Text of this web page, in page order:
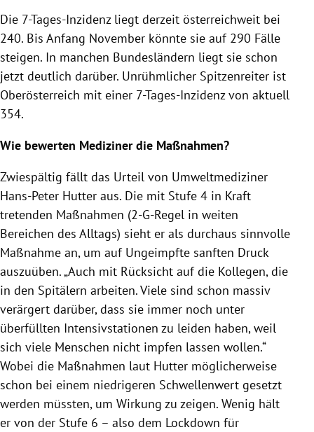
Die 7-Tages-Inzidenz liegt derzeit österreichweit bei
240. Bis Anfang November könnte sie auf 290 Fälle
steigen. In manchen Bundesländern liegt sie schon
jetzt deutlich darüber. Unrühmlicher Spitzenreiter ist
Oberösterreich mit einer 7-Tages-Inzidenz von aktuell
354.
Wie bewerten Mediziner die Maßnahmen?
Zwiespältig fällt das Urteil von Umweltmediziner
Hans-Peter Hutter aus. Die mit Stufe 4 in Kraft
tretenden Maßnahmen (2-G-Regel in weiten
Bereichen des Alltags) sieht er als durchaus sinnvolle
Maßnahme an, um auf Ungeimpfte sanften Druck
auszuüben. „Auch mit Rücksicht auf die Kollegen, die
in den Spitälern arbeiten. Viele sind schon massiv
verärgert darüber, dass sie immer noch unter
überfüllten Intensivstationen zu leiden haben, weil
sich viele Menschen nicht impfen lassen wollen.“
Wobei die Maßnahmen laut Hutter möglicherweise
schon bei einem niedrigeren Schwellenwert gesetzt
werden müssten, um Wirkung zu zeigen. Wenig hält
er von der Stufe 6 – also dem Lockdown für